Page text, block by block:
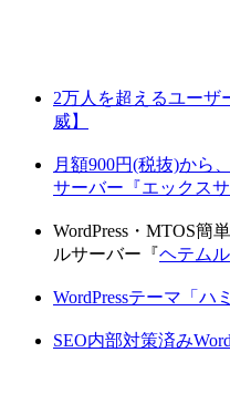
2万人を超えるユーザ
威】
月額900円(税抜)から
サーバー『エックスサ
WordPress・MTOS簡
ルサーバー『ヘテムル
WordPressテーマ「ハ
SEO内部対策済み